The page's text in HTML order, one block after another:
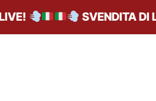
SVENDITA DI